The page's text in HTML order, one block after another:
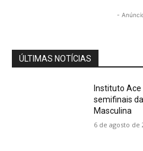
-
ÚLTIMAS NOTÍCIAS
Instituto
semifinais
Masculina
6 de agosto de